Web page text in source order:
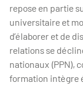
repose en partie
universitaire et
d’élaborer et de
relations se
nationaux (PPN),
formation intègre